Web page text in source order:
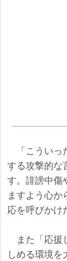
「こういっ
する攻撃的な
す。誹謗中傷
ますよう心
応を呼びかけ
また「応援
しめる環境を